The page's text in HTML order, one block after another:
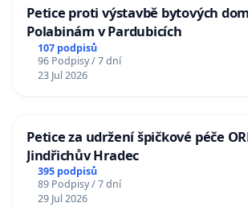
Petice proti výstavbě bytových
Polabinám v Pardubicích
107 podpisů
96 Podpisy / 7 dní
23 Jul 2026
Petice za udržení špičkové péče
Jindřichův Hradec
395 podpisů
89 Podpisy / 7 dní
29 Jul 2026